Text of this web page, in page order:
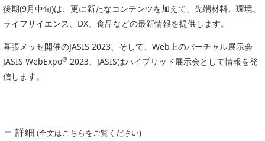
後期(9月中旬)は、更に新たなコンテンツを加えて、先端材料、環境、
ライフサイエンス、DX、食品などの最新情報を提供します。
幕張メッセ開催のJASIS 2023、そして、Web上のバーチャル展示会
JASIS WebExpo® 2023、JASISはハイブリッド展示会として情報を発
信します。
詳細 (全文はこちらをご覧ください)